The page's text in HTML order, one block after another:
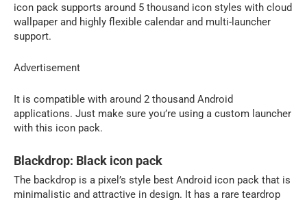
icon pack supports around 5 thousand icon styles with cloud
wallpaper and highly flexible calendar and multi-launcher
support.
Advertisement
It is compatible with around 2 thousand Android
applications. Just make sure you’re using a custom launcher
with this icon pack.
Blackdrop: Black icon pack
The backdrop is a pixel’s style best Android icon pack that is
minimalistic and attractive in design. It has a rare teardrop